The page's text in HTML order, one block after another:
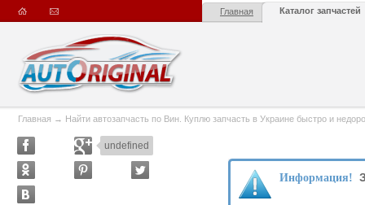
Главная Каталог запчастей
Главная → Найти автозапчасть по Вин. Куплю запчасть в Украине быстро и
undefined
Информация!